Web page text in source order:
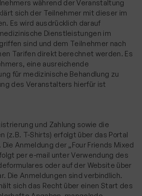
während der Veranstaltung
sich der Teilnehmer mit dieser im
Es wird ausdrücklich darauf
Dienstleistungen im
sind und dem Teilnehmer nach
Tarifen direkt berechnet werden. Es
eine ausreichende
für medizinische Behandlung zu
des Veranstalters hierfür ist
und Zahlung sowie die
(z.B. T-Shirts) erfolgt über das Portal
Die Anmeldung der „Four Friends Mixed
per e-mail unter Verwendung des
oder auf der Website über
Die Anmeldungen sind verbindlich.
sich das Recht über einen Start des